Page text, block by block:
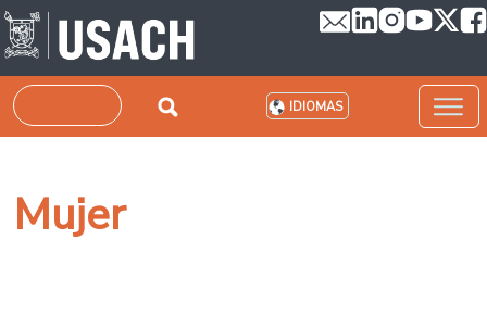
Pasar al contenido principal
Buscar IDIOMAS
Mujer